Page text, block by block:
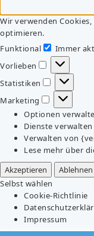
Wir verwenden
optimieren.
Funktional
Immer
Vorlieben
Vorlieben
Statistiken
Statistiken
Marketing
Marketing
Optionen
Dienste verwalten
Verwalten von
Lese mehr über
Akzeptieren
Ablehnen
Selbst wählen
Cookie-Richtlinie
Impressum